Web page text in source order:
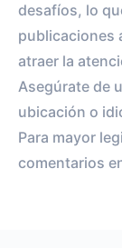
desafíos, lo
publicaciones
atraer la
Asegúrate de
ubicación o
Para mayor
comentarios